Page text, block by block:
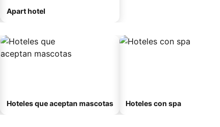
Apart hotel
Hoteles que aceptan mascotas Hoteles con spa